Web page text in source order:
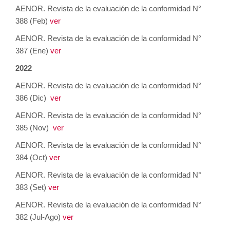
AENOR. Revista de la evaluación de la conformidad N°
388 (Feb) ver
AENOR. Revista de la evaluación de la conformidad N°
387 (Ene) ver
2022
AENOR. Revista de la evaluación de la conformidad N°
386 (Dic) ver
AENOR. Revista de la evaluación de la conformidad N°
385 (Nov) ver
AENOR. Revista de la evaluación de la conformidad N°
384 (Oct) ver
AENOR. Revista de la evaluación de la conformidad N°
383 (Set) ver
AENOR. Revista de la evaluación de la conformidad N°
382 (Jul-Ago) ver